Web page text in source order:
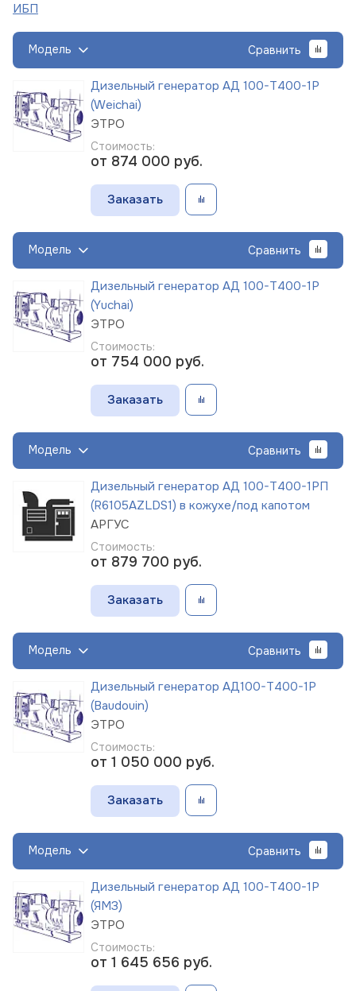
ИБП
Модель Сравнить
Дизельный генератор АД 100-Т400-1Р
(Weichai)
ЭТРО
Стоимость:
от 874 000 руб.
Заказать
Модель Сравнить
Дизельный генератор АД 100-Т400-1Р
(Yuchai)
ЭТРО
Стоимость:
от 754 000 руб.
Заказать
Модель Сравнить
Дизельный генератор АД 100-Т400-1РП
(R6105AZLDS1) в кожухе/под капотом
АРГУС
Стоимость:
от 879 700 руб.
Заказать
Модель Сравнить
Дизельный генератор АД100-Т400-1Р
(Baudouin)
ЭТРО
Стоимость:
от 1 050 000 руб.
Заказать
Модель Сравнить
Дизельный генератор АД 100-Т400-1Р
(ЯМЗ)
ЭТРО
Стоимость:
от 1 645 656 руб.